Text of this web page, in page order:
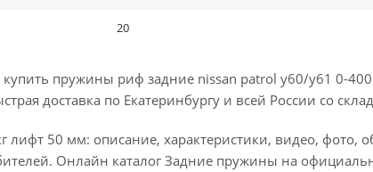
20
пружины риф задние nissan patrol y60/y61 0-
доставка по Екатеринбургу и всей России со
50 мм: описание, характеристики, видео, фото,
Онлайн каталог Задние пружины на